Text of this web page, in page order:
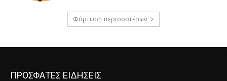
Φόρτωση περισσοτέρων
ΠΡΟΣΦΑΤΕΣ ΕΙΔΗΣΕΙΣ